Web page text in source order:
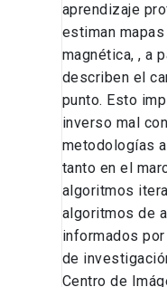
aprendizaje
estiman
magnética, , a
describen el
punto. Esto
inverso mal
metodologías
tanto en el
algoritmos
algoritmos de
informados
de
Centro de